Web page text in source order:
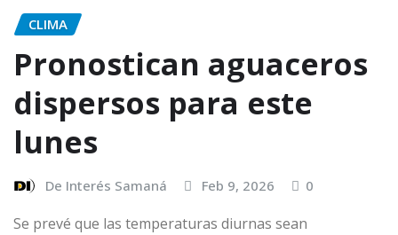
CLIMA
Pronostican aguaceros
dispersos para este
lunes
De Interés Samaná Feb 9, 2026 0
Se prevé que las temperaturas diurnas sean